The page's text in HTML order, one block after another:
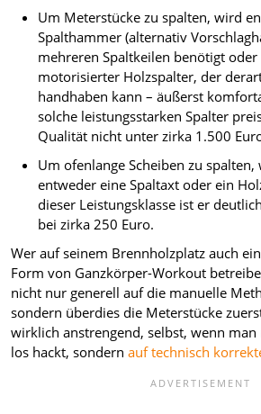
Um Meterstücke zu spalten, wird
Spalthammer (alternativ
mehreren Spaltkeilen benötigt oder
motorisierter Holzspalter, der
handhaben kann – äußerst
solche leistungsstarken Spalter
Qualität nicht unter zirka 1.500
Um ofenlange Scheiben zu
entweder eine Spaltaxt oder ein
dieser Leistungsklasse ist er
bei zirka 250 Euro.
Wer auf seinem Brennholzplatz auch
Form von Ganzkörper-Workout
nicht nur generell auf die manuelle
sondern überdies die Meterstücke
wirklich anstrengend, selbst, wenn
los hackt, sondern auf technisch